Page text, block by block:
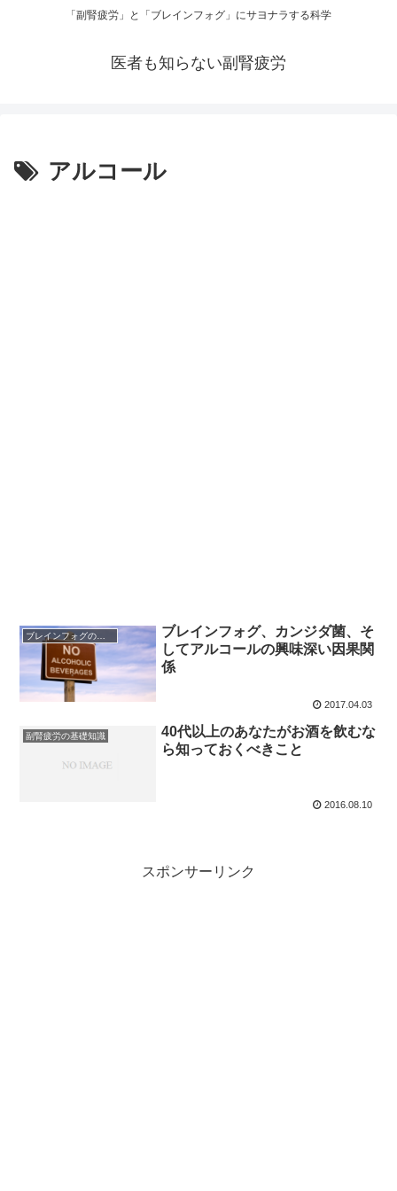
「副腎疲労」と「ブレインフォグ」にサヨナラする科学
医者も知らない副腎疲労
アルコール
ブレインフォグ、カンジダ菌、そ
してアルコールの興味深い因果関
係
2017.04.03
副腎疲労の基礎知識
40代以上のあなたがお酒を飲むな
ら知っておくべきこと
2016.08.10
スポンサーリンク